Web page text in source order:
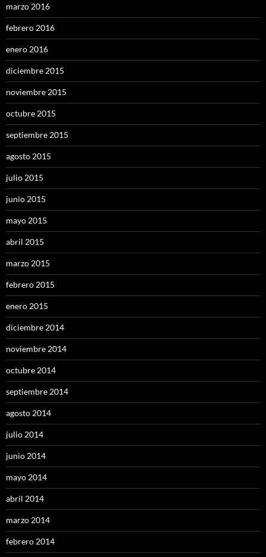
marzo 2016
febrero 2016
enero 2016
diciembre 2015
noviembre 2015
octubre 2015
septiembre 2015
agosto 2015
julio 2015
junio 2015
mayo 2015
abril 2015
marzo 2015
febrero 2015
enero 2015
diciembre 2014
noviembre 2014
octubre 2014
septiembre 2014
agosto 2014
julio 2014
junio 2014
mayo 2014
abril 2014
marzo 2014
febrero 2014